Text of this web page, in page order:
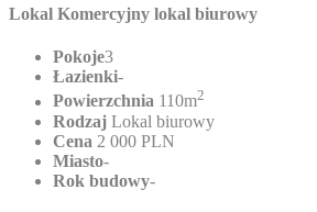
Lokal Komercyjny lokal biurowy
Pokoje3
Łazienki-
Powierzchnia 110m2
Rodzaj Lokal biurowy
Cena 2 000 PLN
Miasto-
Rok budowy-